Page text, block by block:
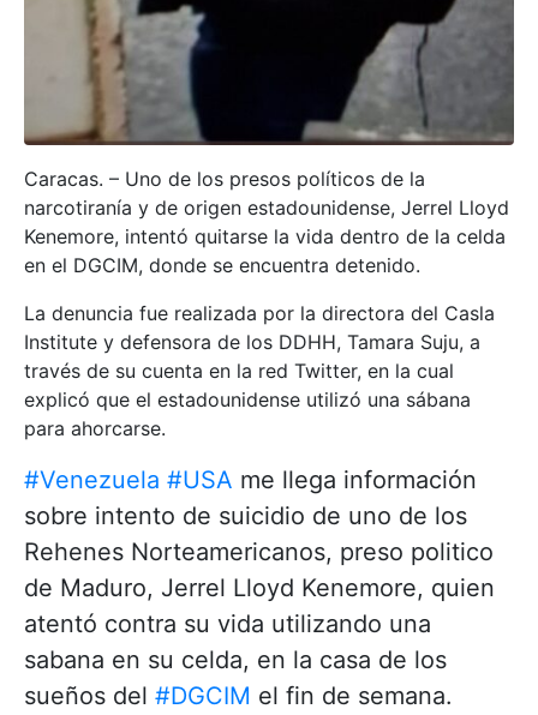
Caracas. – Uno de los presos políticos de la
narcotiranía y de origen estadounidense, Jerrel Lloyd
Kenemore, intentó quitarse la vida dentro de la celda
en el DGCIM, donde se encuentra detenido.
La denuncia fue realizada por la directora del Casla
Institute y defensora de los DDHH, Tamara Suju, a
través de su cuenta en la red Twitter, en la cual
explicó que el estadounidense utilizó una sábana
para ahorcarse.
#Venezuela #USA me llega información
sobre intento de suicidio de uno de los
Rehenes Norteamericanos, preso politico
de Maduro, Jerrel Lloyd Kenemore, quien
atentó contra su vida utilizando una
sabana en su celda, en la casa de los
sueños del #DGCIM el fin de semana.